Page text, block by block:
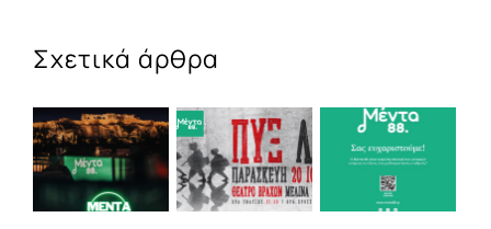
Σχετικά άρθρα